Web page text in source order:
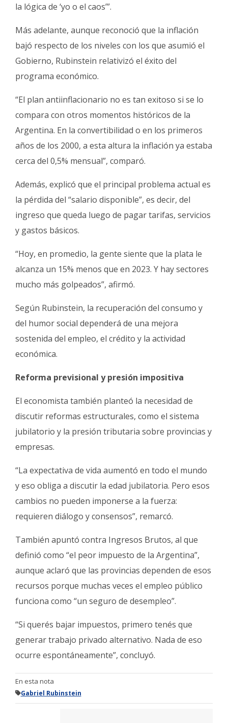
la lógica de ‘yo o el caos’”.
Más adelante, aunque reconoció que la inflación
bajó respecto de los niveles con los que asumió el
Gobierno, Rubinstein relativizó el éxito del
programa económico.
“El plan antiinflacionario no es tan exitoso si se lo
compara con otros momentos históricos de la
Argentina. En la convertibilidad o en los primeros
años de los 2000, a esta altura la inflación ya estaba
cerca del 0,5% mensual”, comparó.
Además, explicó que el principal problema actual es
la pérdida del “salario disponible”, es decir, del
ingreso que queda luego de pagar tarifas, servicios
y gastos básicos.
“Hoy, en promedio, la gente siente que la plata le
alcanza un 15% menos que en 2023. Y hay sectores
mucho más golpeados”, afirmó.
Según Rubinstein, la recuperación del consumo y
del humor social dependerá de una mejora
sostenida del empleo, el crédito y la actividad
económica.
Reforma previsional y presión impositiva
El economista también planteó la necesidad de
discutir reformas estructurales, como el sistema
jubilatorio y la presión tributaria sobre provincias y
empresas.
“La expectativa de vida aumentó en todo el mundo
y eso obliga a discutir la edad jubilatoria. Pero esos
cambios no pueden imponerse a la fuerza:
requieren diálogo y consensos”, remarcó.
También apuntó contra Ingresos Brutos, al que
definió como “el peor impuesto de la Argentina”,
aunque aclaró que las provincias dependen de esos
recursos porque muchas veces el empleo público
funciona como “un seguro de desempleo”.
“Si querés bajar impuestos, primero tenés que
generar trabajo privado alternativo. Nada de eso
ocurre espontáneamente”, concluyó.
En esta nota
Gabriel Rubinstein